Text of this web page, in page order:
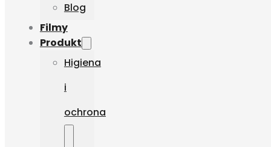
Blog
Filmy
Produkt
Higiena
i
ochrona